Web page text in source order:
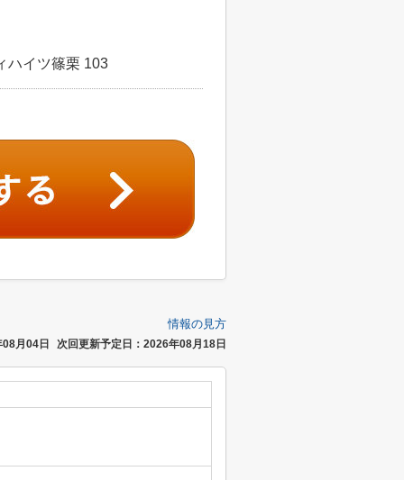
ハイツ篠栗 103
情報の見方
月04日 次回更新予定日：2026年08月18日